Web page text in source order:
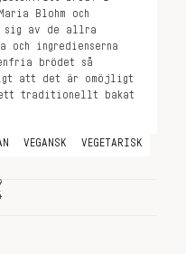
Blohm och
sig av de allra
och ingredienserna
brödet så
att det är omöjligt
traditionellt bakat
VEGANSK VEGETARISK